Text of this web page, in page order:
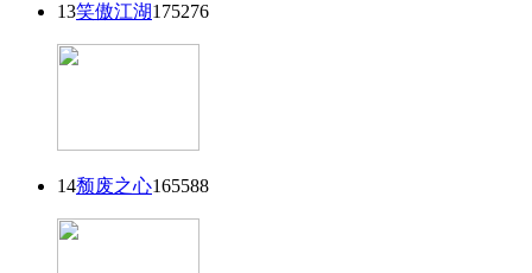
13笑傲江湖175276
14颓废之心165588